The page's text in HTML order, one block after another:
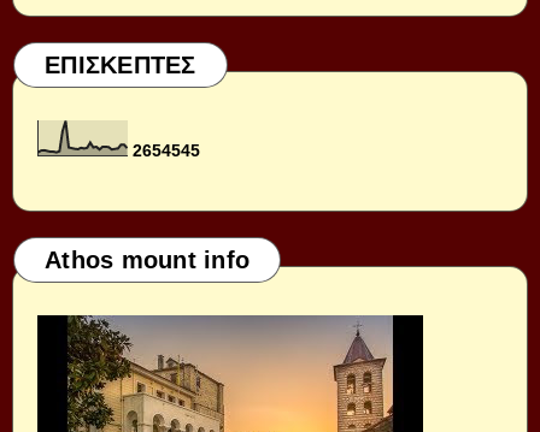
ΕΠΙΣΚΕΠΤΕΣ
2654545
Athos mount info